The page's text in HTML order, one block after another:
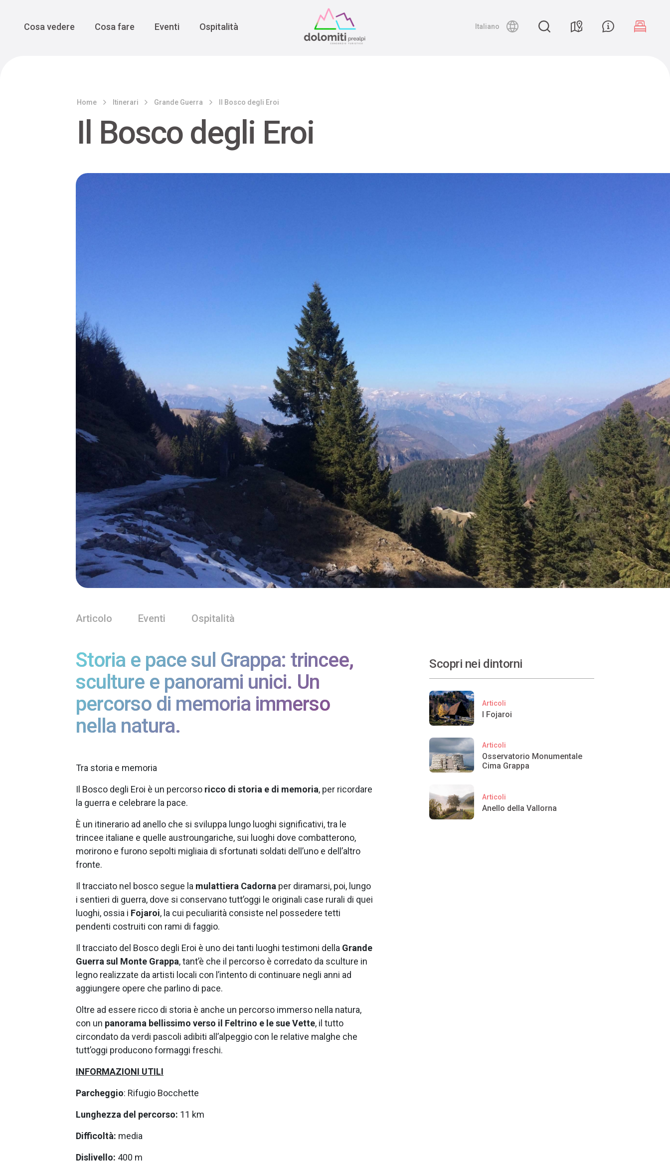
Main Navigation
Cosa vedere Cosa fare Eventi Ospitalità Italiano
Home Itinerari Grande Guerra Il Bosco degli Eroi
Il Bosco degli Eroi
Articolo Eventi Ospitalità
Storia e pace sul Grappa: trincee,
sculture e panorami unici. Un
percorso di memoria immerso
nella natura.
Tra storia e memoria
Il Bosco degli Eroi è un percorso ricco di storia e di memoria, per ricordare
la guerra e celebrare la pace.
È un itinerario ad anello che si sviluppa lungo luoghi significativi, tra le
trincee italiane e quelle austroungariche, sui luoghi dove combatterono,
morirono e furono sepolti migliaia di sfortunati soldati dell’uno e dell’altro
fronte.
Il tracciato nel bosco segue la mulattiera Cadorna per diramarsi, poi, lungo
i sentieri di guerra, dove si conservano tutt’oggi le originali case rurali di quei
luoghi, ossia i Fojaroi, la cui peculiarità consiste nel possedere tetti
pendenti costruiti con rami di faggio.
Il tracciato del Bosco degli Eroi è uno dei tanti luoghi testimoni della Grande
Guerra sul Monte Grappa, tant’è che il percorso è corredato da sculture in
legno realizzate da artisti locali con l’intento di continuare negli anni ad
aggiungere opere che parlino di pace.
Oltre ad essere ricco di storia è anche un percorso immerso nella natura,
con un panorama bellissimo verso il Feltrino e le sue Vette, il tutto
circondato da verdi pascoli adibiti all’alpeggio con le relative malghe che
tutt’oggi producono formaggi freschi.
INFORMAZIONI UTILI
Parcheggio: Rifugio Bocchette
Lunghezza del percorso: 11 km
Difficoltà: media
Dislivello: 400 m
Scopri nei dintorni
Articoli
I Fojaroi
Articoli
Osservatorio Monumentale
Cima Grappa
Articoli
Anello della Vallorna